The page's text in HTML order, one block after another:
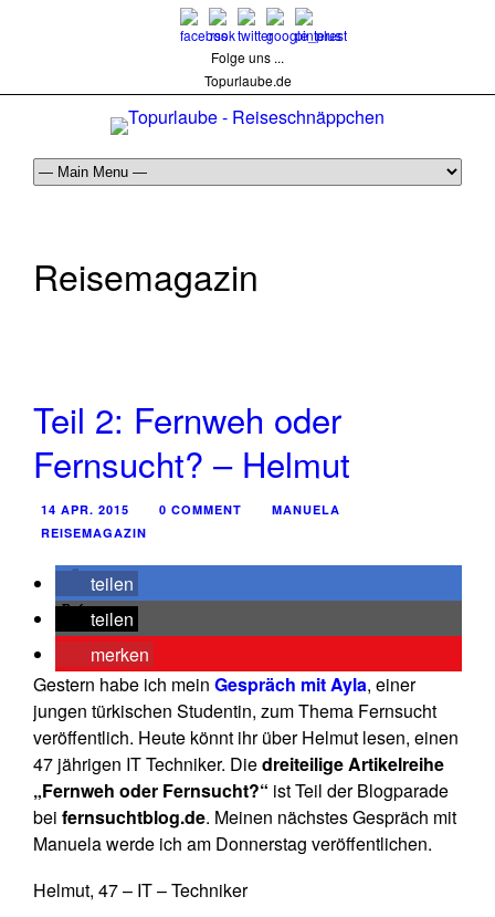
Folge uns ...
Topurlaube.de
Reisemagazin
Teil 2: Fernweh oder
Fernsucht? – Helmut
14 APR. 2015 0 COMMENT
MANUELA
REISEMAGAZIN
teilen
teilen
merken
Gestern habe ich mein Gespräch mit Ayla, einer
jungen türkischen Studentin, zum Thema Fernsucht
veröffentlich. Heute könnt ihr über Helmut lesen, einen
47 jährigen IT Techniker. Diedreiteilige Artikelreihe
„Fernweh oder Fernsucht?“ ist Teil der Blogparade
bei fernsuchtblog.de. Meinen nächstes Gespräch mit
Manuela werde ich am Donnerstag veröffentlichen.
Helmut, 47 – IT – Techniker